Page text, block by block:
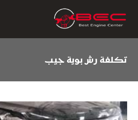
تكلفة رش بوية جيب